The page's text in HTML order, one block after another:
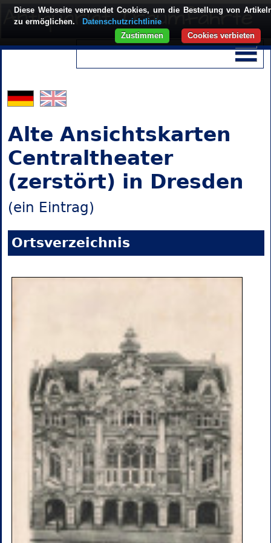
Alte Ansichtskarten
Centraltheater
(zerstört) in Dresden
(ein Eintrag)
Ortsverzeichnis
Diese Webseite verwendet Cookies, um die Bestellung von
zu ermöglichen.
Datenschutzrichtlinie
Cookies verbieten
Zustimmen